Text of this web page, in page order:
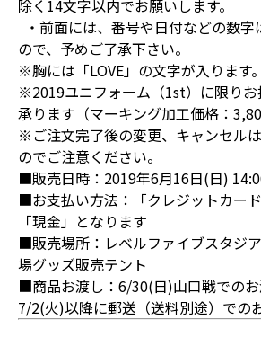
除く14文字以内でお願いします。
・前面には、番号や日付などの数
ので、予めご了承下さい。
※胸には「LOVE」の文字が入ります。
※2019ユニフォーム（1st）に限りお
承ります（マーキング加工価格：
※ご注文完了後の変更、キャンセル
のでご注意ください。
■販売日時：2019年6月16日(日)
■お支払い方法：「クレジットカー
「現金」となります
■販売場所：レベルファイブスタジ
場グッズ販売テント
■商品お渡し：6/30(日)山口戦での
7/2(火)以降に郵送（送料別途）での